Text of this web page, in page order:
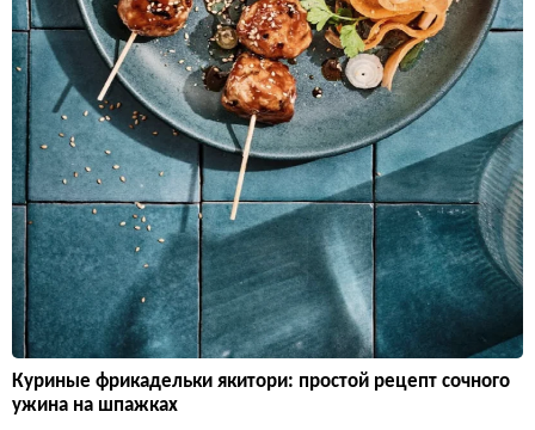
Куриные фрикадельки якитори: простой рецепт сочного
ужина на шпажках